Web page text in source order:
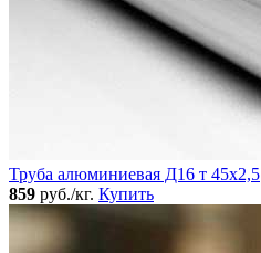
Труба алюминиевая Д16 т 45х2,5
859 руб./кг. Купить